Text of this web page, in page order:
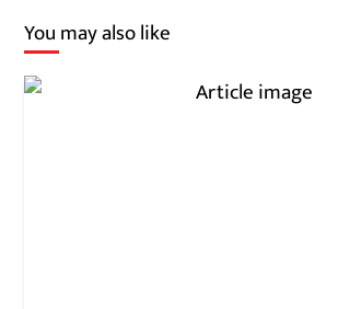
You may also like